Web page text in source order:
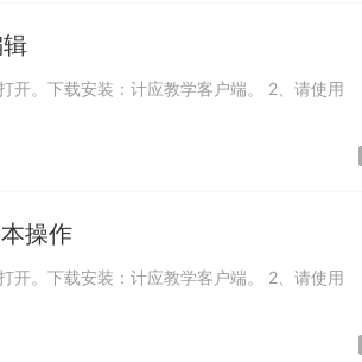
开。下载安装：计应教学客户端。 2、请使用
操作
开。下载安装：计应教学客户端。 2、请使用